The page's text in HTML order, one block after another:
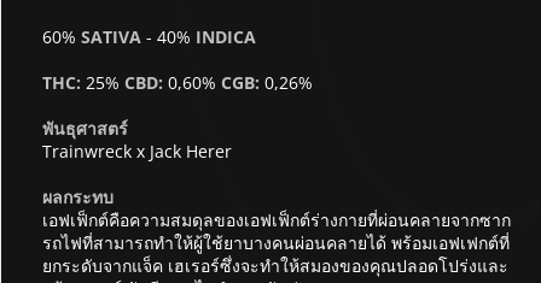
60% SATIVA - 40% INDICA
THC: 25% CBD: 0,60% CGB: 0,26%
พันธุศาสตร์
Trainwreck x Jack Herer
ผลกระทบ
เอฟเฟ็กต์คือความสมดุลของเอฟเฟ็กต์ร่างกายที่ผ่อนคลายจากซาก
รถไฟที่สามารถทำให้ผู้ใช้ยาบางคนผ่อนคลายได้ พร้อมเอฟเฟกต์ที่
ยกระดับจากแจ็ค เฮเรอร์ซึ่งจะทำให้สมองของคุณปลอดโปร่งและ